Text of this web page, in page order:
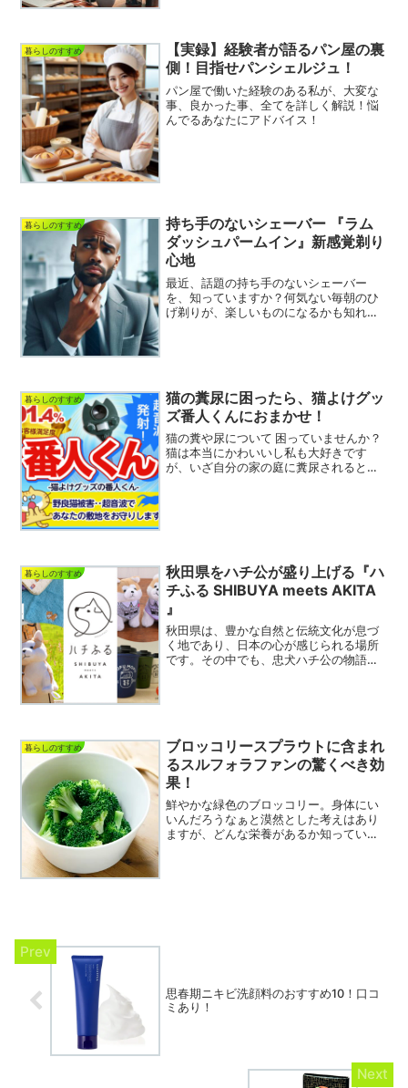
暮らしのすすめ
【実録】経験者が語るパン屋の裏
側！目指せパンシェルジュ！
パン屋で働いた経験のある私が、大変な
事、良かった事、全てを詳しく解説！悩
んでるあなたにアドバイス！
暮らしのすすめ
持ち手のないシェーバー 『ラム
ダッシュパームイン』新感覚剃り
心地
最近、話題の持ち手のないシェーバー
を、知っていますか？何気ない毎朝のひ
げ剃りが、楽しいものになるかも知れま
暮らしのすすめ
猫の糞尿に困ったら、猫よけグッ
ズ番人くんにおまかせ！
猫の糞や尿について 困っていませんか？
猫は本当にかわいいし私も大好きです
が、いざ自分の家の庭に糞尿されると、
暮らしのすすめ
秋田県をハチ公が盛り上げる『ハ
チふる SHIBUYA meets AKITA
』
秋田県は、豊かな自然と伝統文化が息づ
く地であり、日本の心が感じられる場所
です。その中でも、忠犬ハチ公の物語は
暮らしのすすめ
ブロッコリースプラウトに含まれ
るスルフォラファンの驚くべき効
果！
鮮やかな緑色のブロッコリー。身体にい
いんだろうなぁと漠然とした考えはあり
ますが、どんな栄養があるか知っていま
思春期ニキビ洗顔料のおすすめ10！口コ
ミあり！